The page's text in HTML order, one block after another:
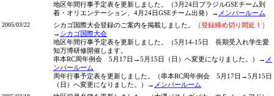
地区年間行事予定表を更新しました。（3月24日ブラジルGSEチーム到
着・オリエンテーション、4月24日GSEチーム出発）→ メンバールーム
2005/03/22 シカゴ国際大会登録のご案内を掲載しました。
（登録締め切り間近！）
→ シカゴ国際大会
地区年間行事予定表を更新しました。（5月14-15日 長期受入れ学生愛
知万博研修開催します。
串本RC周年例会 5月17日→5月15日（日）へ変更になりました。）→ メ
ンバールーム
周年行事予定表を更新しました。（串本RC周年例会 5月17日→5月15日
（日）へ変更になりました。）→ メンバールーム